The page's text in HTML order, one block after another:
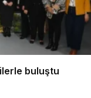
buluştu